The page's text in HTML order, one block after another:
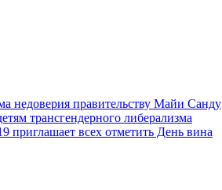
недоверия правительству Майи Санду
трансгендерного либерализма
всех отметить День вина